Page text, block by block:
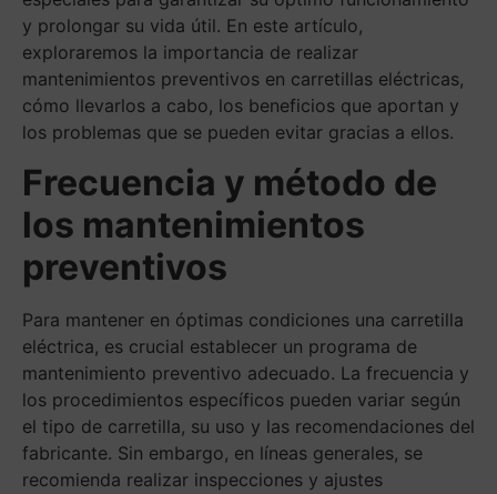
y prolongar su vida útil. En este artículo,
exploraremos la importancia de realizar
mantenimientos preventivos en carretillas eléctricas,
cómo llevarlos a cabo, los beneficios que aportan y
los problemas que se pueden evitar gracias a ellos.
Frecuencia y método de
los mantenimientos
preventivos
Para mantener en óptimas condiciones una carretilla
eléctrica, es crucial establecer un programa de
mantenimiento preventivo adecuado. La frecuencia y
los procedimientos específicos pueden variar según
el tipo de carretilla, su uso y las recomendaciones del
fabricante. Sin embargo, en líneas generales, se
recomienda realizar inspecciones y ajustes